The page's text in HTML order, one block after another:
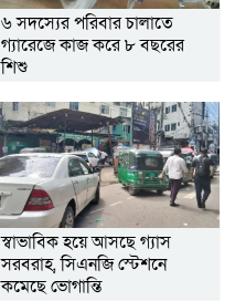
৬ সদস্যের পরিবার চালাতে
গ্যারেজে কাজ করে ৮ বছরের
শিশু
স্বাভাবিক হয়ে আসছে গ্যাস
সরবরাহ, সিএনজি স্টেশনে
কমেছে ভোগান্তি